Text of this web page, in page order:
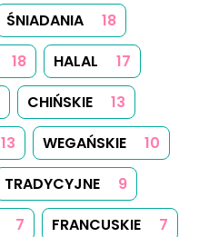
ŚNIADANIA
18
18 HALAL
17
CHIŃSKIE
13
13 WEGAŃSKIE
10
TRADYCYJNE
9
7 FRANCUSKIE
7